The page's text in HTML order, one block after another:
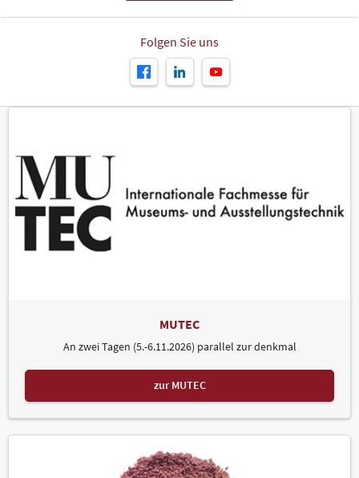
Folgen Sie uns
MUTEC
An zwei Tagen (5.-6.11.2026) parallel zur denkmal
zur MUTEC